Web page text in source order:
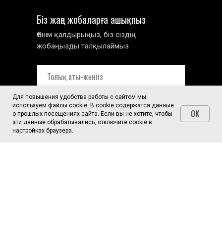
Для повышения удобства работы с сайтом мы
используем файлы cookie. В cookie содержатся данные
о прошлых посещениях сайта. Если вы не хотите, чтобы
эти данные обрабатывались, отключите cookie в
настройках браузера.
OK
Біз жаңа жобаларға ашықпыз
Өтінім қалдырыңыз, біз сіздің
жобаңызды талқылаймыз